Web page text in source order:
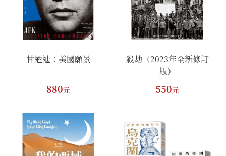
甘迺迪：美國願景
880元
殺劫（2023年全新修訂
版）
550元